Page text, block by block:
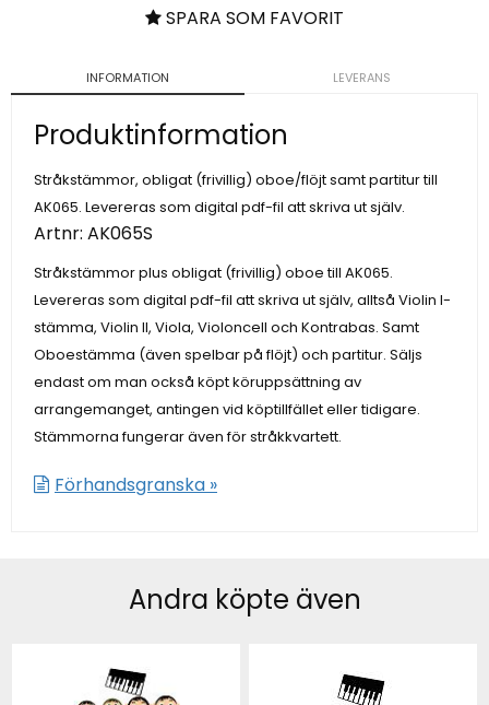
SPARA SOM FAVORIT
INFORMATION LEVERANS
Produktinformation
Stråkstämmor, obligat (frivillig) oboe/flöjt samt partitur till
AK065. Levereras som digital pdf-fil att skriva ut själv.
Artnr: AK065S
Stråkstämmor plus obligat (frivillig) oboe till AK065.
Levereras som digital pdf-fil att skriva ut själv, alltså Violin I-
stämma, Violin II, Viola, Violoncell och Kontrabas. Samt
Oboestämma (även spelbar på flöjt) och partitur. Säljs
endast om man också köpt köruppsättning av
arrangemanget, antingen vid köptillfället eller tidigare.
Stämmorna fungerar även för stråkkvartett.
Förhandsgranska »
Andra köpte även